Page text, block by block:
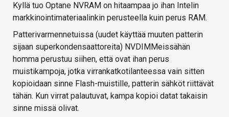
Kyllä tuo Optane NVRAM on hitaampaa jo ihan Intelin
markkinointimateriaalinkin perusteella kuin perus RAM.
Patterivarmennetuissa (uudet käyttää muuten patterin
sijaan superkondensaattoreita) NVDIMMeissähän
homma perustuu siihen, että ovat ihan perus
muistikampoja, jotka virrankatkotilanteessa vain sitten
kopioidaan sinne Flash-muistille, patterin sähköt riittävät
tähän. Kun virrat palautuvat, kampa kopioi datat takaisin
sinne missä olivat.